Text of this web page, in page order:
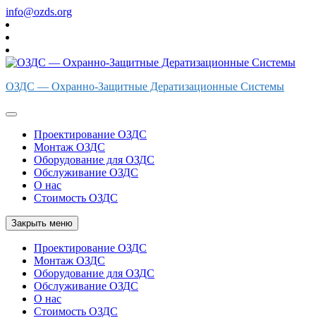
Перейти
к
содержимому
info@ozds.org
ОЗДС — Охранно-Защитные Дератизационные Системы
Проектирование ОЗДС
Монтаж ОЗДС
Оборудование для ОЗДС
Обслуживание ОЗДС
О нас
Стоимость ОЗДС
Закрыть меню
Проектирование ОЗДС
Монтаж ОЗДС
Оборудование для ОЗДС
Обслуживание ОЗДС
О нас
Стоимость ОЗДС